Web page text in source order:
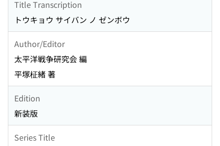
Title Transcription
トウキョウ サイバン ノ ゼンボウ
Author/Editor
太平洋戦争研究会 編
平塚柾緒 著
Edition
新装版
Series Title